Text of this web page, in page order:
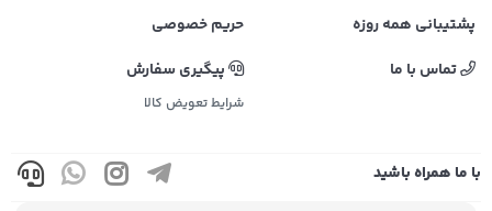
پشتیبانی همه روزه
حریم خصوصی
تماس با ما
پیگیری سفارش
شرایط تعویض کالا
با ما همراه باشید